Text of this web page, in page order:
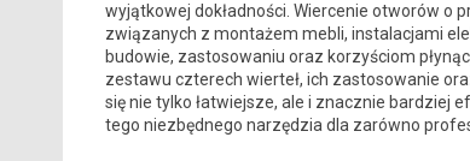
wyjątkowej dokładności. Wiercenie otworów o
związanych z montażem mebli, instalacjami
budowie, zastosowaniu oraz korzyściom
zestawu czterech wierteł, ich zastosowanie
się nie tylko łatwiejsze, ale i znacznie bardziej
tego niezbędnego narzędzia dla zarówno